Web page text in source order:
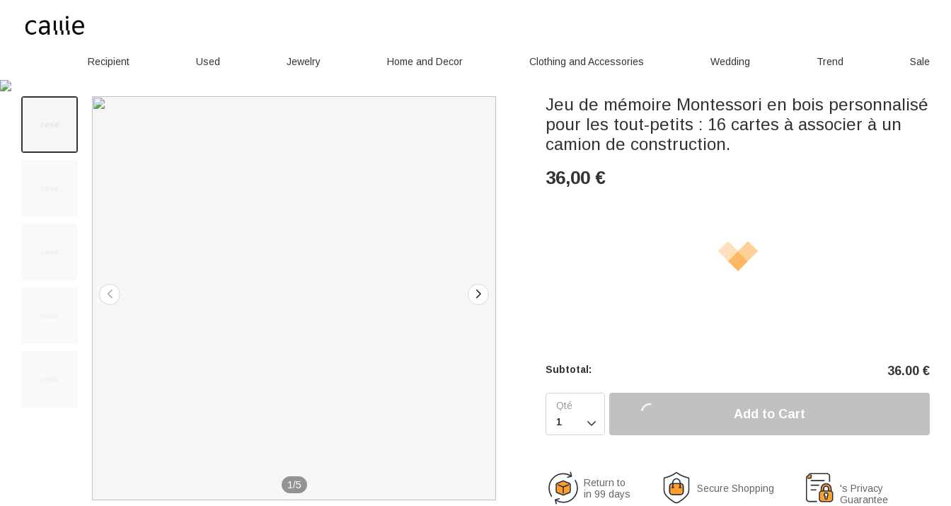
Recipient Used Jewelry Home and Decor Clothing and Accessories Wedding Trend Sale
1/5
Jeu de mémoire Montessori en bois personnalisé
pour les tout-petits : 16 cartes à associer à un
camion de construction.
36,00 €
Subtotal: 36.00 €

Add to Cart
Return to
in 99 days
Secure Shopping
's Privacy
Guarantee